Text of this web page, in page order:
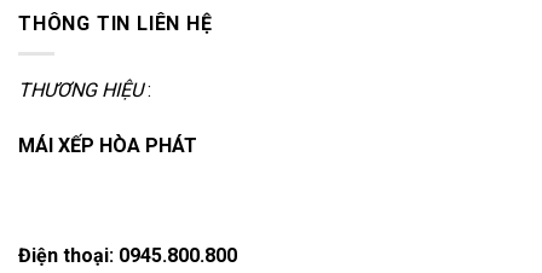
THÔNG TIN LIÊN HỆ
THƯƠNG HIỆU:
MÁI XẾP HÒA PHÁT
Điện thoại: 0945.800.800